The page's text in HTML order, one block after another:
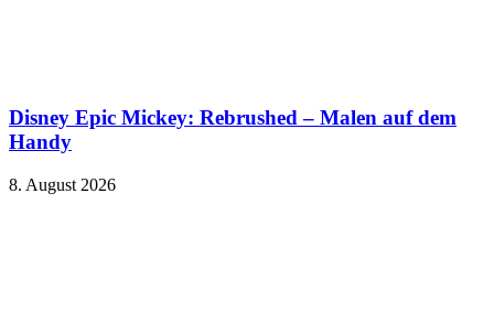
Disney Epic Mickey: Rebrushed – Malen auf dem
Handy
8. August 2026